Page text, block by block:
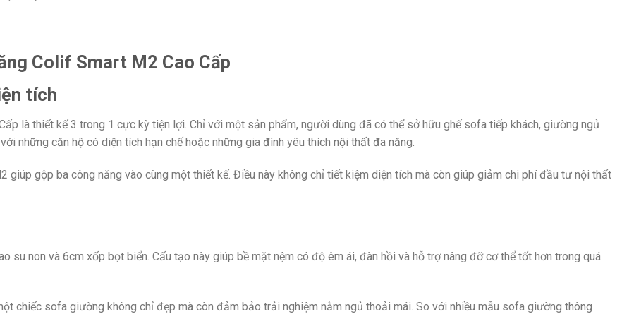
Colif Smart M2 Cao Cấp
tích
là thiết kế 3 trong 1 cực kỳ tiện lợi. Chỉ với một sản phẩm, người dùng đã có thể sở hữu ghế sofa tiếp khách, giường ngủ
những căn hộ có diện tích hạn chế hoặc những gia đình yêu thích nội thất đa năng.
gộp ba công năng vào cùng một thiết kế. Điều này không chỉ tiết kiệm diện tích mà còn giúp giảm chi phí đầu tư nội thất
non và 6cm xốp bọt biển. Cấu tạo này giúp bề mặt nệm có độ êm ái, đàn hồi và hỗ trợ nâng đỡ cơ thể tốt hơn trong quá
chiếc sofa giường không chỉ đẹp mà còn đảm bảo trải nghiệm nằm ngủ thoải mái. So với nhiều mẫu sofa giường thông